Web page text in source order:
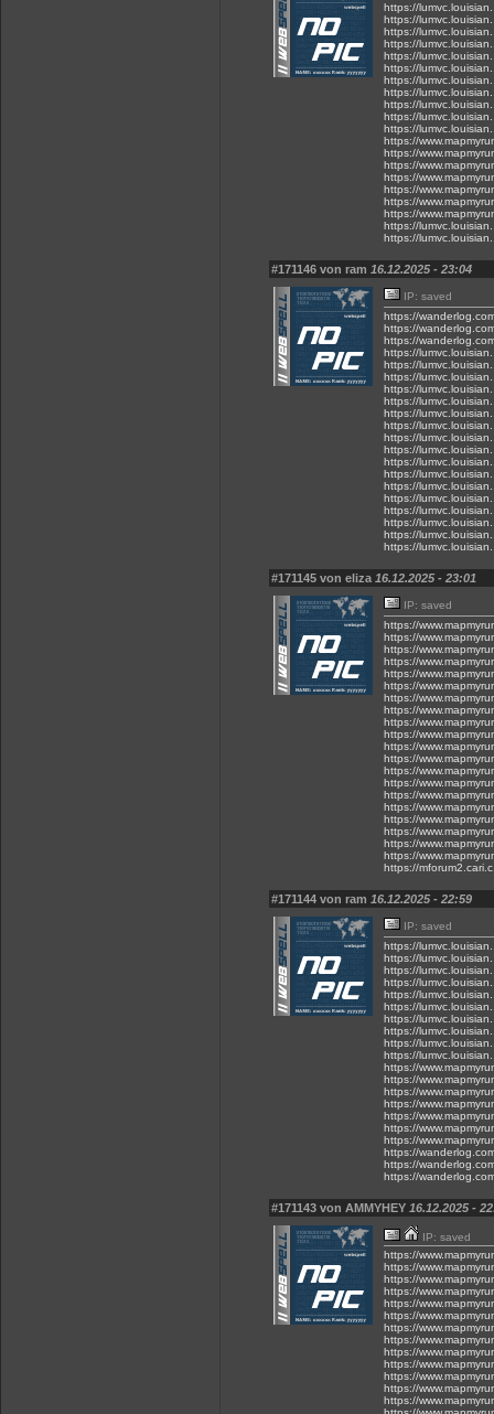
https://
https://
https://
https://
https://
https://
https://
https://
https://
https://
https://
https://
https://
https://
https://
https://
https://
https://
https://
https://
#171146 von ram 16.12.2025 - 23:04
IP: saved
https://
https://
https://
https://
https://
https://
https://
https://
https://
https://
https://
https://
https://
https://
https://
https://
https://
https://
https://
https://
#171145 von eliza 16.12.2025 - 23:01
IP: saved
https://
https://
https://
https://
https://
https://
https://
https://
https://
https://
https://
https://
https://
https://
https://
https://
https://
https://
https://
https://
https://
#171144 von ram 16.12.2025 - 22:59
IP: saved
https://
https://
https://
https://
https://
https://
https://
https://
https://
https://
https://
https://
https://
https://
https://
https://
https://
https://
https://
https://
#171143 von AMMYHEY 16.12.2025 -
IP: saved
https://
https://
https://
https://
https://
https://
https://
https://
https://
https://
https://
https://
https://